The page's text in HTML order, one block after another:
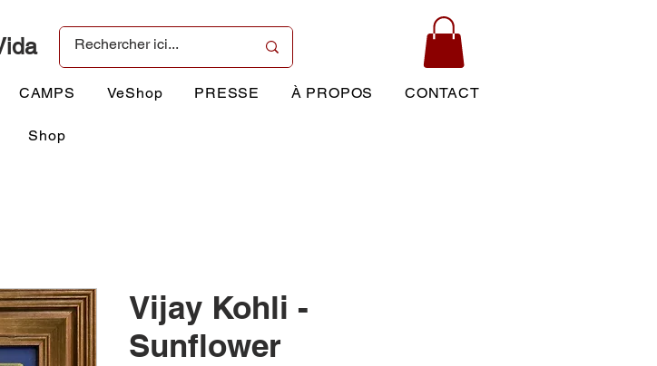
CAMPS VeShop PRESSE À PROPOS CONTACT
Shop
Vijay Kohli -
Sunflower